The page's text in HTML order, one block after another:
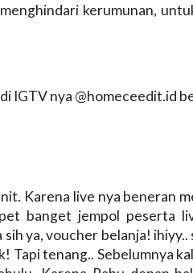
kerumunan,
IGTV nya @homeceedit.id
Karena live nya beneran
banget jempol peserta
ya, voucher belanja! ihiyy..
Tapi tenang.. Sebelumnya